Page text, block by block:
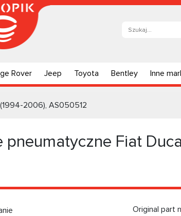
Rover Jeep Toyota Bentley Inne
2006), AS050512
Fiat
Original part